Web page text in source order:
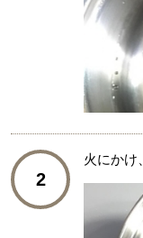
2
火にかけ